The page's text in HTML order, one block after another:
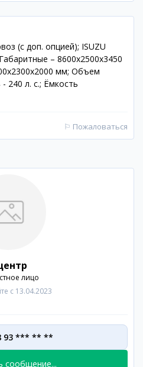
(с доп. опцией); ISUZU
– 8600х2500х3450
мм; Объем
240 л. с.; Ёмкость
⚐ Пожаловаться
лицо
с 13.04.2023
93 *** ** **
сообщение...